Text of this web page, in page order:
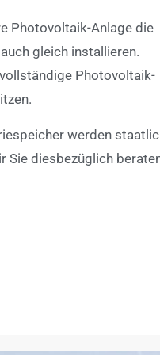
Photovoltaik-Anlage die
gleich installieren.
Photovoltaik-
werden
Sie diesbezüglich